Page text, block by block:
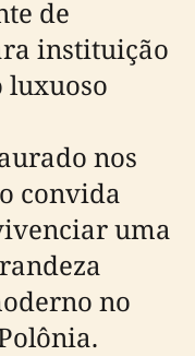
de
instituição
luxuoso
nos
convida
uma
no